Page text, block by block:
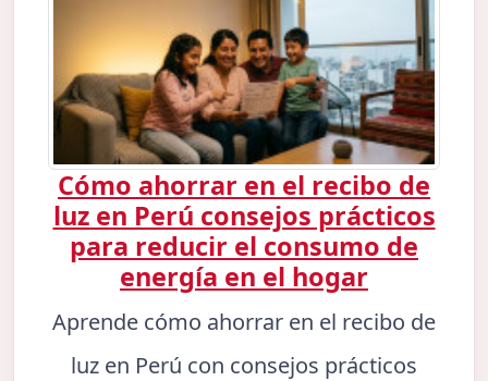
Cómo ahorrar en el recibo de
luz en Perú consejos prácticos
para reducir el consumo de
energía en el hogar
Aprende cómo ahorrar en el recibo de
luz en Perú con consejos prácticos